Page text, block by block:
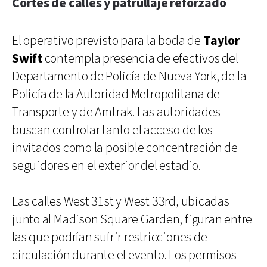
El operativo previsto para la boda de Taylor
Swiftcontempla presencia de efectivos del
Departamento de Policía de Nueva York, de la
Policía de la Autoridad Metropolitana de
Transporte y de Amtrak. Las autoridades
buscan controlar tanto el acceso de los
invitados como la posible concentración de
seguidores en el exterior del estadio.
Las calles West 31st y West 33rd, ubicadas
junto al Madison Square Garden, figuran entre
las que podrían sufrir restricciones de
circulación durante el evento. Los permisos